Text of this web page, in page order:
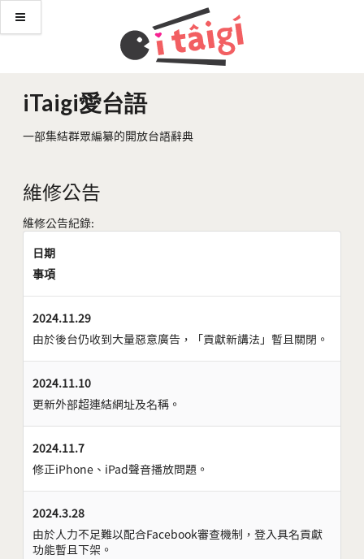
iTaigi愛台語
一部集結群眾編纂的開放台語辭典
維修公告
維修公告紀錄:
日期
事項
2024.11.29
由於後台仍收到大量惡意廣告，「貢獻新講法」暫且關閉。
2024.11.10
更新外部超連結網址及名稱。
2024.11.7
修正iPhone、iPad聲音播放問題。
2024.3.28
由於人力不足難以配合Facebook審查機制，登入具名貢獻
功能暫且下架。